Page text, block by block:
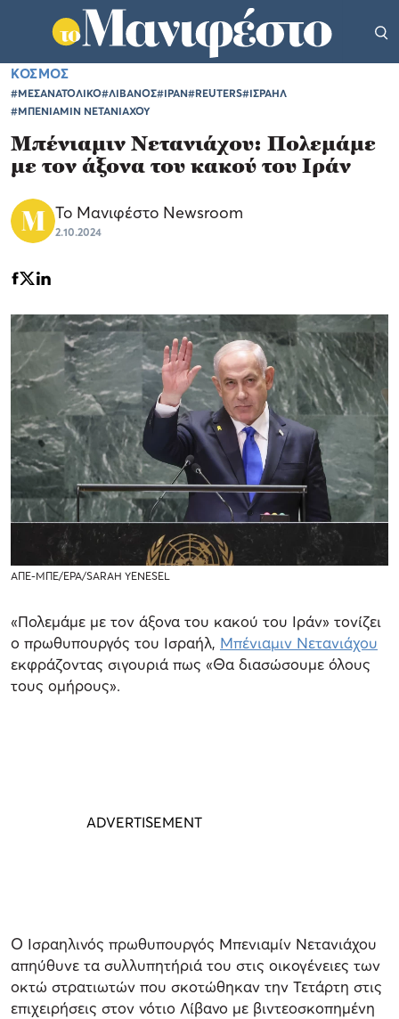
ΚΟΣΜΟΣ
#ΜΕΣΑΝΑΤΟΛΙΚΟ#ΛΙΒΑΝΟΣ#ΙΡΑΝ#REUTERS#ΙΣΡΑΗΛ
#ΜΠΕΝΙΑΜΙΝ ΝΕΤΑΝΙΑΧΟΥ
Μπένιαμιν Νετανιάχου: Πολεμάμε
με τον άξονα του κακού του Ιράν
Το Μανιφέστο Newsroom
2.10.2024
ΑΠΕ-ΜΠΕ/EPA/SARAH YENESEL
«Πολεμάμε με τον άξονα του κακού του Ιράν» τονίζει
ο πρωθυπουργός του Ισραήλ, Μπένιαμιν Νετανιάχου
εκφράζοντας σιγουριά πως «Θα διασώσουμε όλους
τους ομήρους».
Ο Ισραηλινός πρωθυπουργός Μπενιαμίν Νετανιάχου
απηύθυνε τα συλλυπητήριά του στις οικογένειες των
οκτώ στρατιωτών που σκοτώθηκαν την Τετάρτη στις
επιχειρήσεις στον νότιο Λίβανο με βιντεοσκοπημένη